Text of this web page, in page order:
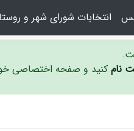
انتخابات شورای شهر و روستا
نام کنید و صفحه اختصاصی